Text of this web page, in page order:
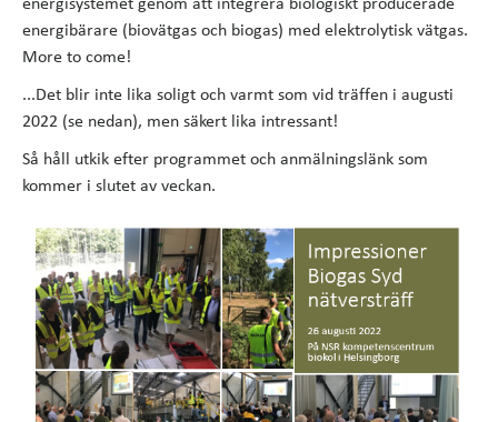
energisystemet genom att integrera biologiskt producerade
energibärare (biovätgas och biogas) med elektrolytisk vätgas.
More to come!
...Det blir inte lika soligt och varmt som vid träffen i augusti
2022 (se nedan), men säkert lika intressant!
Så håll utkik efter programmet och anmälningslänk som
kommer i slutet av veckan.